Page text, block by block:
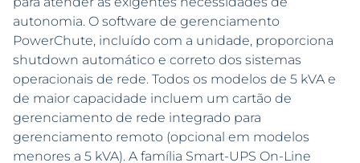
autonomia. O software de gerenciamento
PowerChute, incluído com a unidade, proporciona
shutdown automático e correto dos sistemas
operacionais de rede. Todos os modelos de 5 kVA e
de maior capacidade incluem um cartão de
gerenciamento de rede integrado para
gerenciamento remoto (opcional em modelos
menores a 5 kVA). A família Smart-UPS On-Line